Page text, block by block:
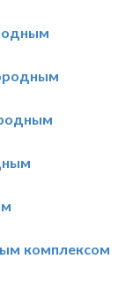
комплексом